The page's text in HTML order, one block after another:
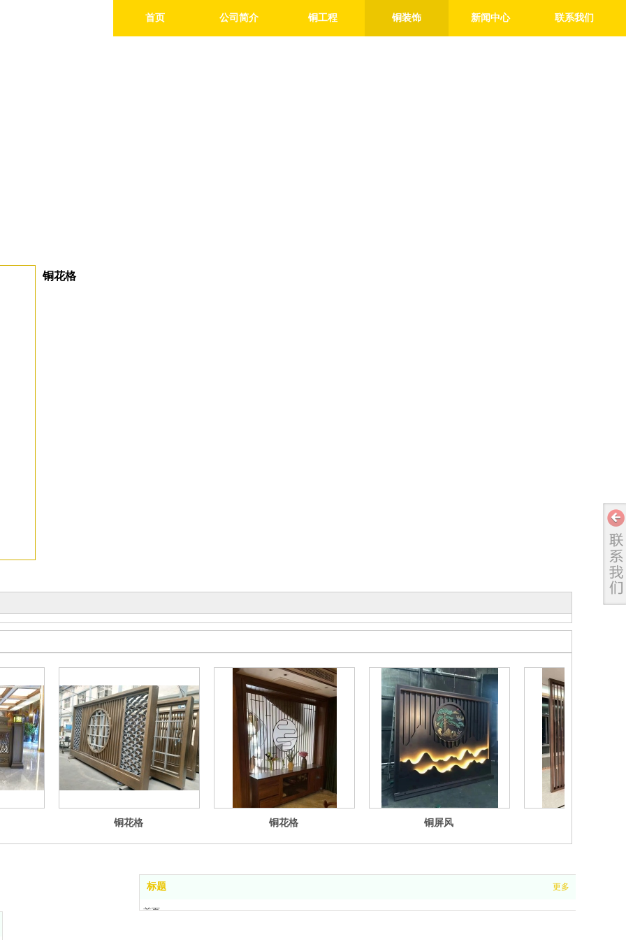
首页 公司简介 铜工程 铜装饰 新闻中心 联系我们
铜花格
铜花格 铜花格 铜屏风
标题 更多
首页